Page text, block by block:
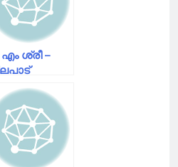
എം ശ്രീ –